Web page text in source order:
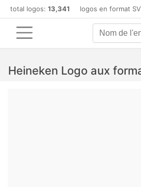
total logos: 13,341 logos en format
Heineken Logo aux